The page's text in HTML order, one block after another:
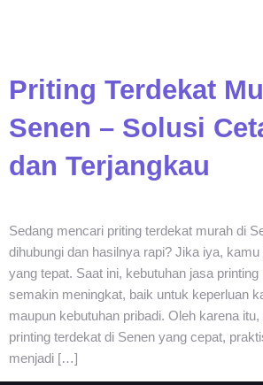
Priting Terdekat
Senen – Solusi
dan Terjangkau
Sedang mencari priting terdekat murah di
dihubungi dan hasilnya rapi? Jika iya,
yang tepat. Saat ini, kebutuhan jasa
semakin meningkat, baik untuk keperluan
maupun kebutuhan pribadi. Oleh karena
printing terdekat di Senen yang cepat,
menjadi […]